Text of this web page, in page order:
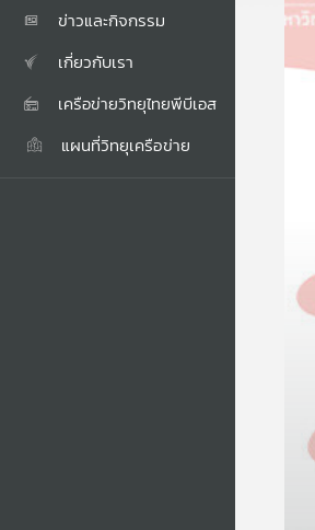
ข่าวและกิจกรรม
เกี่ยวกับเรา
เครือข่ายวิทยุไทยพีบีเอส
แผนที่วิทยุเครือข่าย